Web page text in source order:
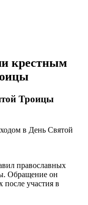
крестным
Троицы
православных
Обращение он
после участия в